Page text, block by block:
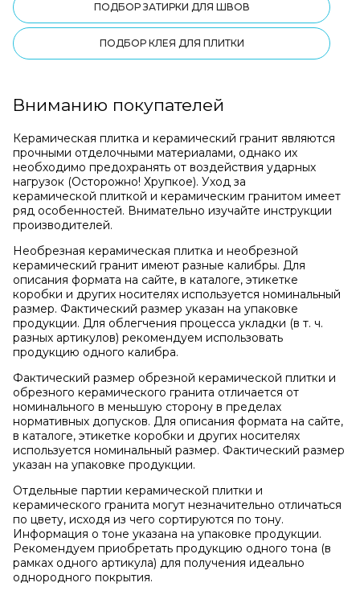
ПОДБОР ЗАТИРКИ ДЛЯ ШВОВ
ПОДБОР КЛЕЯ ДЛЯ ПЛИТКИ
Вниманию покупателей
Керамическая плитка и керамический гранит являются
прочными отделочными материалами, однако их
необходимо предохранять от воздействия ударных
нагрузок (Осторожно! Хрупкое). Уход за
керамической плиткой и керамическим гранитом имеет
ряд особенностей. Внимательно изучайте инструкции
производителей.
Необрезная керамическая плитка и необрезной
керамический гранит имеют разные калибры. Для
описания формата на сайте, в каталоге, этикетке
коробки и других носителях используется номинальный
размер. Фактический размер указан на упаковке
продукции. Для облегчения процесса укладки (в т. ч.
разных артикулов) рекомендуем использовать
продукцию одного калибра.
Фактический размер обрезной керамической плитки и
обрезного керамического гранита отличается от
номинального в меньшую сторону в пределах
нормативных допусков. Для описания формата на сайте,
в каталоге, этикетке коробки и других носителях
используется номинальный размер. Фактический размер
указан на упаковке продукции.
Отдельные партии керамической плитки и
керамического гранита могут незначительно отличаться
по цвету, исходя из чего сортируются по тону.
Информация о тоне указана на упаковке продукции.
Рекомендуем приобретать продукцию одного тона (в
рамках одного артикула) для получения идеально
однородного покрытия.